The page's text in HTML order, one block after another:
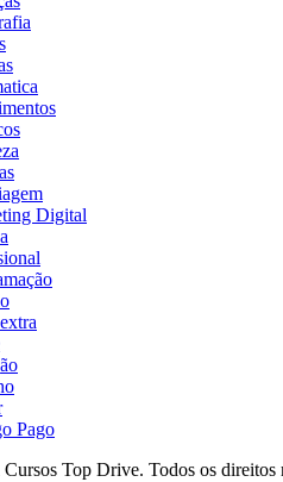
Digital
Pago
Top Drive. Todos os direitos